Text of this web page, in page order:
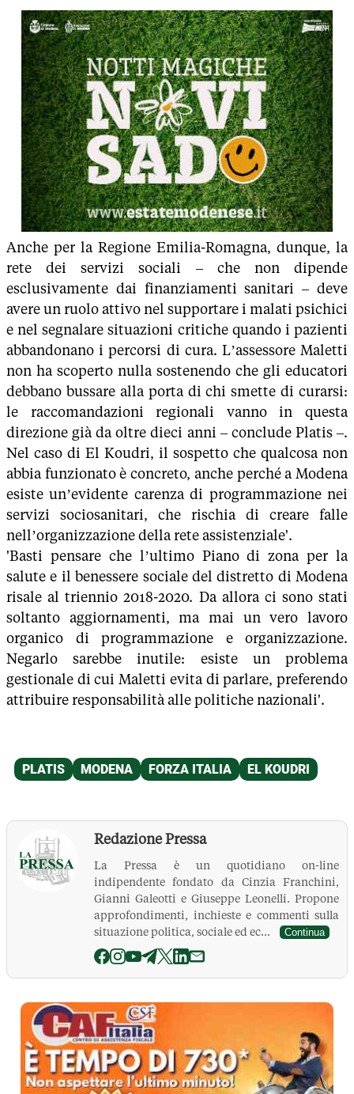
Anche per la Regione Emilia-Romagna, dunque, la
rete dei servizi sociali – che non dipende
esclusivamente dai finanziamenti sanitari – deve
avere un ruolo attivo nel supportare i malati psichici
e nel segnalare situazioni critiche quando i pazienti
abbandonano i percorsi di cura. L’assessore Maletti
non ha scoperto nulla sostenendo che gli educatori
debbano bussare alla porta di chi smette di curarsi:
le raccomandazioni regionali vanno in questa
direzione già da oltre dieci anni – conclude Platis –.
Nel caso di El Koudri, il sospetto che qualcosa non
abbia funzionato è concreto, anche perché a Modena
esiste un’evidente carenza di programmazione nei
servizi sociosanitari, che rischia di creare falle
nell’organizzazione della rete assistenziale'.
'Basti pensare che l’ultimo Piano di zona per la
salute e il benessere sociale del distretto di Modena
risale al triennio 2018-2020. Da allora ci sono stati
soltanto aggiornamenti, ma mai un vero lavoro
organico di programmazione e organizzazione.
Negarlo sarebbe inutile: esiste un problema
gestionale di cui Maletti evita di parlare, preferendo
attribuire responsabilità alle politiche nazionali'.
Redazione Pressa
La Pressa è un quotidiano on-line
indipendente fondato da Cinzia Franchini,
Gianni Galeotti e Giuseppe Leonelli. Propone
approfondimenti, inchieste e commenti sulla
situazione politica, sociale ed ec...
Continua
La Pressa